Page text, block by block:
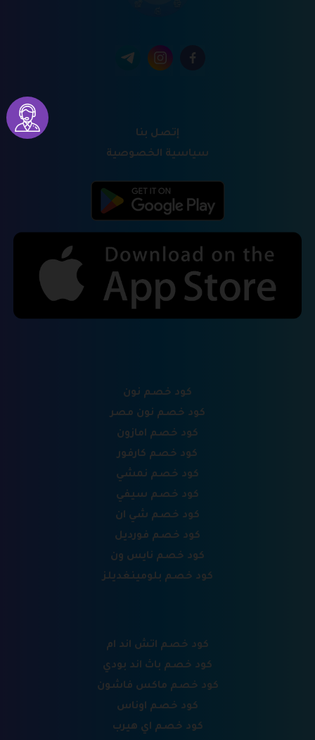
إتصل بنا
سياسية الخصوصية
كود خصم نون
كود خصم نون مصر
كود خصم امازون
كود خصم كارفور
كود خصم نمشي
كود خصم سيفي
كود خصم شي ان
كود خصم فورديل
كود خصم نايس ون
كود خصم بلومينغديلز
كود خصم اتش اند ام
كود خصم باث اند بودي
كود خصم ماكس فاشون
كود خصم اوناس
كود خصم اي هيرب